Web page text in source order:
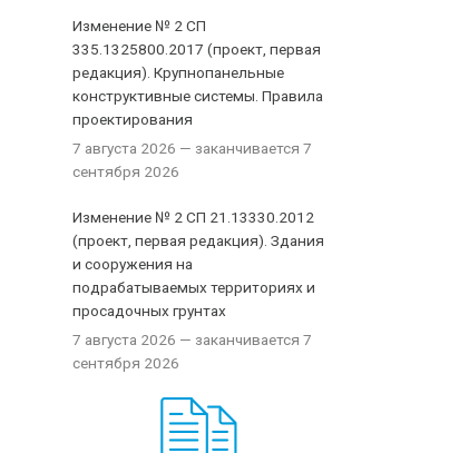
Изменение № 2 СП
335.1325800.2017 (проект, первая
редакция). Крупнопанельные
конструктивные системы. Правила
проектирования
7 августа 2026 — заканчивается 7
сентября 2026
Изменение № 2 СП 21.13330.2012
(проект, первая редакция). Здания
и сооружения на
подрабатываемых территориях и
просадочных грунтах
7 августа 2026 — заканчивается 7
сентября 2026